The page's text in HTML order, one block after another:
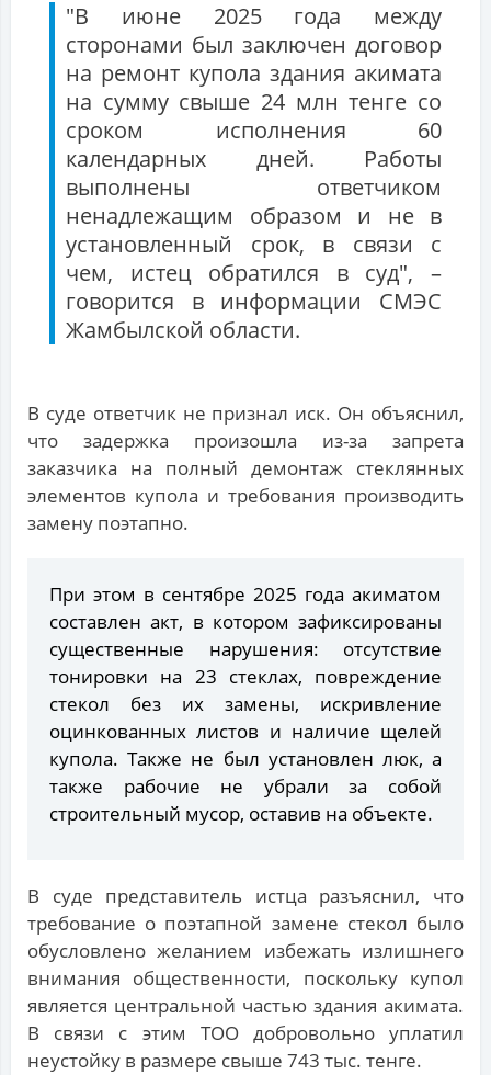
"В июне 2025 года между
сторонами был заключен договор
на ремонт купола здания акимата
на сумму свыше 24 млн тенге со
сроком исполнения 60
календарных дней. Работы
выполнены ответчиком
ненадлежащим образом и не в
установленный срок, в связи с
чем, истец обратился в суд", –
говорится в информации СМЭС
Жамбылской области.
В суде ответчик не признал иск. Он объяснил,
что задержка произошла из-за запрета
заказчика на полный демонтаж стеклянных
элементов купола и требования производить
замену поэтапно.
При этом в сентябре 2025 года акиматом
составлен акт, в котором зафиксированы
существенные нарушения: отсутствие
тонировки на 23 стеклах, повреждение
стекол без их замены, искривление
оцинкованных листов и наличие щелей
купола. Также не был установлен люк, а
также рабочие не убрали за собой
строительный мусор, оставив на объекте.
В суде представитель истца разъяснил, что
требование о поэтапной замене стекол было
обусловлено желанием избежать излишнего
внимания общественности, поскольку купол
является центральной частью здания акимата.
В связи с этим ТОО добровольно уплатил
неустойку в размере свыше 743 тыс. тенге.